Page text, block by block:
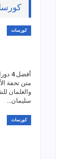
كورسات
متن تحفة
والغلمان
سليمان…
كورسات